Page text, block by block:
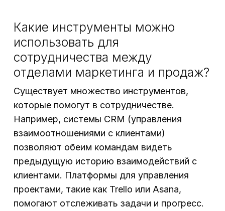
Какие инструменты можно
использовать для
сотрудничества между
отделами маркетинга и продаж?
Существует множество инструментов,
которые помогут в сотрудничестве.
Например, системы CRM (управления
взаимоотношениями с клиентами)
позволяют обеим командам видеть
предыдущую историю взаимодействий с
клиентами. Платформы для управления
проектами, такие как Trello или Asana,
помогают отслеживать задачи и прогресс.